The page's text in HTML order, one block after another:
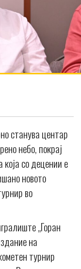
станува центар
небо, покрај
со децении е
новото
во
„Горан
на
турнир